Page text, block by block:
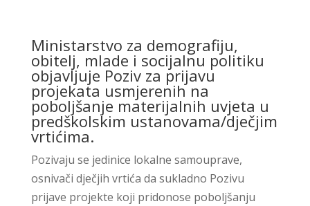
Ministarstvo za demografiju,
obitelj, mlade i socijalnu politiku
objavljuje Poziv za prijavu
projekata usmjerenih na
poboljšanje materijalnih uvjeta u
predškolskim ustanovama/dječjim
vrtićima.
Pozivaju se jedinice lokalne samouprave,
osnivači dječjih vrtića da sukladno Pozivu
prijave projekte koji pridonose poboljšanju